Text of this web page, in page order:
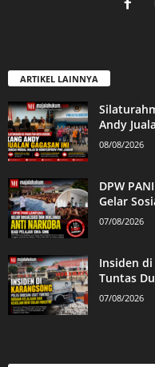
ARTIKEL LAINNYA
Andy
08/08/2026
DPW
Gelar
07/08/2026
Insiden
Tuntas
07/08/2026